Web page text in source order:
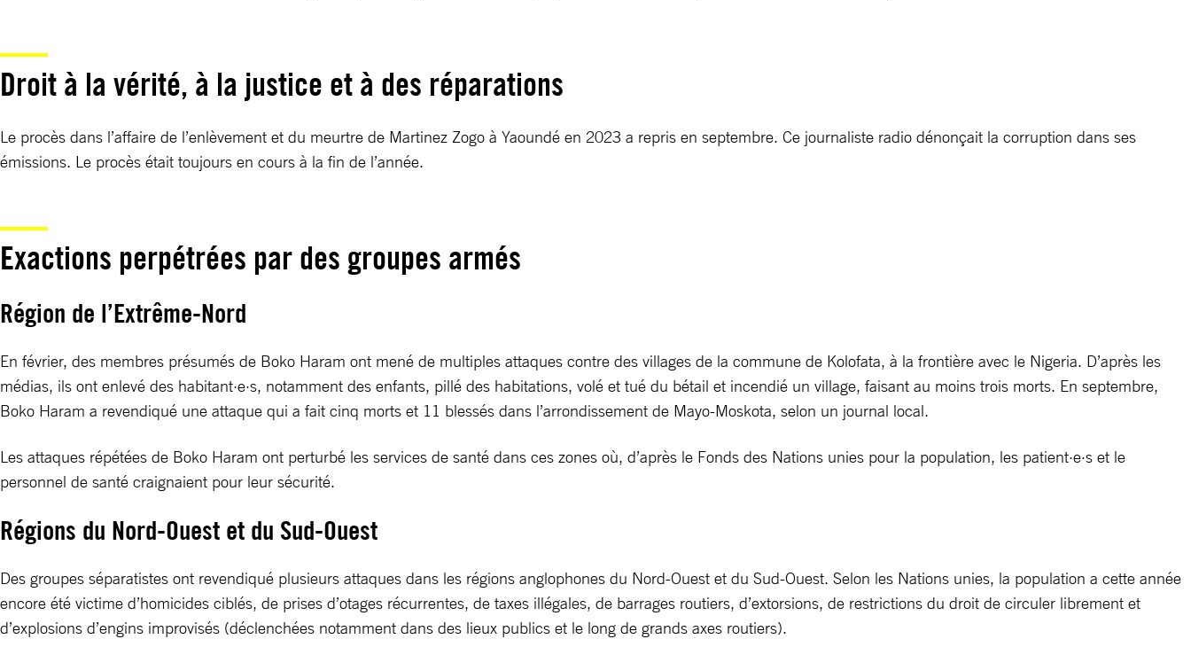
Droit à la vérité, à la justice et à des réparations
Le procès dans l’affaire de l’enlèvement et du meurtre de Martinez Zogo à Yaoundé en 2023 a repris en septembre. Ce journaliste radio dénonçait la corruption dans ses
émissions. Le procès était toujours en cours à la fin de l’année.
Exactions perpétrées par des groupes armés
Région de l’Extrême-Nord
En février, des membres présumés de Boko Haram ont mené de multiples attaques contre des villages de la commune de Kolofata, à la frontière avec le Nigeria. D’après les
médias, ils ont enlevé des habitant·e·s, notamment des enfants, pillé des habitations, volé et tué du bétail et incendié un village, faisant au moins trois morts. En septembre,
Boko Haram a revendiqué une attaque qui a fait cinq morts et 11 blessés dans l’arrondissement de Mayo-Moskota, selon un journal local.
Les attaques répétées de Boko Haram ont perturbé les services de santé dans ces zones où, d’après le Fonds des Nations unies pour la population, les patient·e·s et le
personnel de santé craignaient pour leur sécurité.
Régions du Nord-Ouest et du Sud-Ouest
Des groupes séparatistes ont revendiqué plusieurs attaques dans les régions anglophones du Nord-Ouest et du Sud-Ouest. Selon les Nations unies, la population a cette année
encore été victime d’homicides ciblés, de prises d’otages récurrentes, de taxes illégales, de barrages routiers, d’extorsions, de restrictions du droit de circuler librement et
d’explosions d’engins improvisés (déclenchées notamment dans des lieux publics et le long de grands axes routiers).